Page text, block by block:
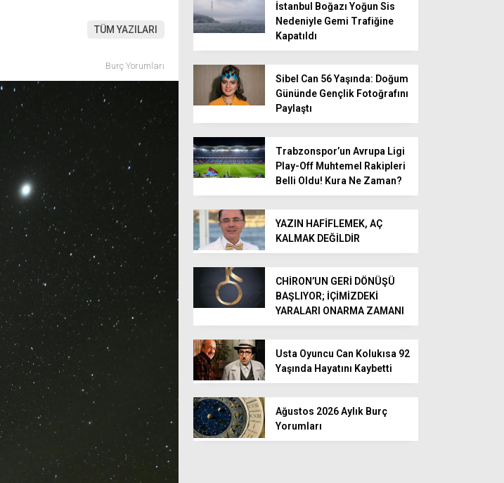
TÜM YAZILARI
Burç Yorumları
İstanbul Boğazı Yoğun Sis
Nedeniyle Gemi Trafiğine
Kapatıldı
Sibel Can 56 Yaşında: Doğum
Gününde Gençlik Fotoğrafını
Paylaştı
Trabzonspor’un Avrupa Ligi
Play-Off Muhtemel Rakipleri
Belli Oldu! Kura Ne Zaman?
YAZIN HAFİFLEMEK, AÇ
KALMAK DEĞİLDİR
CHİRON’UN GERİ DÖNÜŞÜ
BAŞLIYOR; İÇİMİZDEKİ
YARALARI ONARMA ZAMANI
Usta Oyuncu Can Kolukısa 92
Yaşında Hayatını Kaybetti
Ağustos 2026 Aylık Burç
Yorumları